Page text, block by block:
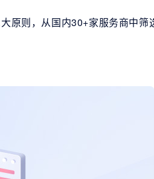
原则，从国内30+家服务商中筛